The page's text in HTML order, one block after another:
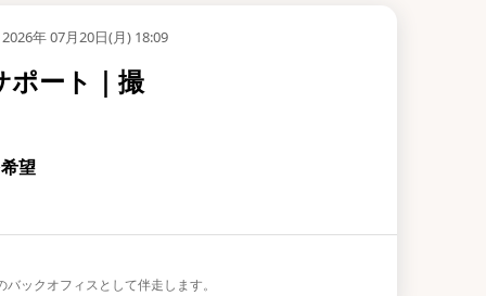
2026年 07月20日(月) 18:09
ポート｜撮
望
ックオフィスとして伴走します。